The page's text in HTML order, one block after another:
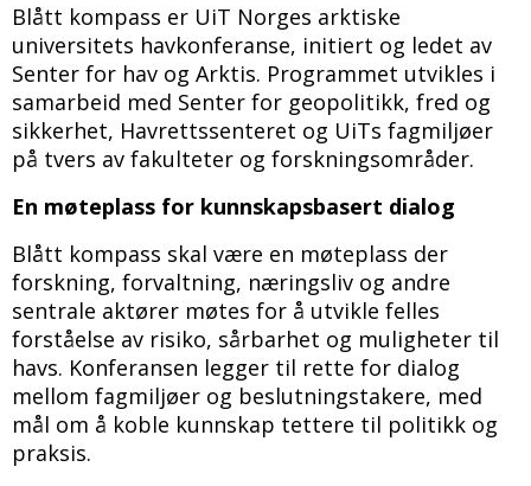
Blått kompass er UiT Norges arktiske
universitets havkonferanse, initiert og ledet av
Senter for hav og Arktis. Programmet utvikles i
samarbeid med Senter for geopolitikk, fred og
sikkerhet, Havrettssenteret og UiTs fagmiljøer
på tvers av fakulteter og forskningsområder.
En møteplass for kunnskapsbasert dialog
Blått kompass skal være en møteplass der
forskning, forvaltning, næringsliv og andre
sentrale aktører møtes for å utvikle felles
forståelse av risiko, sårbarhet og muligheter til
havs. Konferansen legger til rette for dialog
mellom fagmiljøer og beslutningstakere, med
mål om å koble kunnskap tettere til politikk og
praksis.